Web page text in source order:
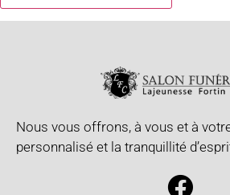
Nous vous offrons, à vous et à
personnalisé et la tranquillité